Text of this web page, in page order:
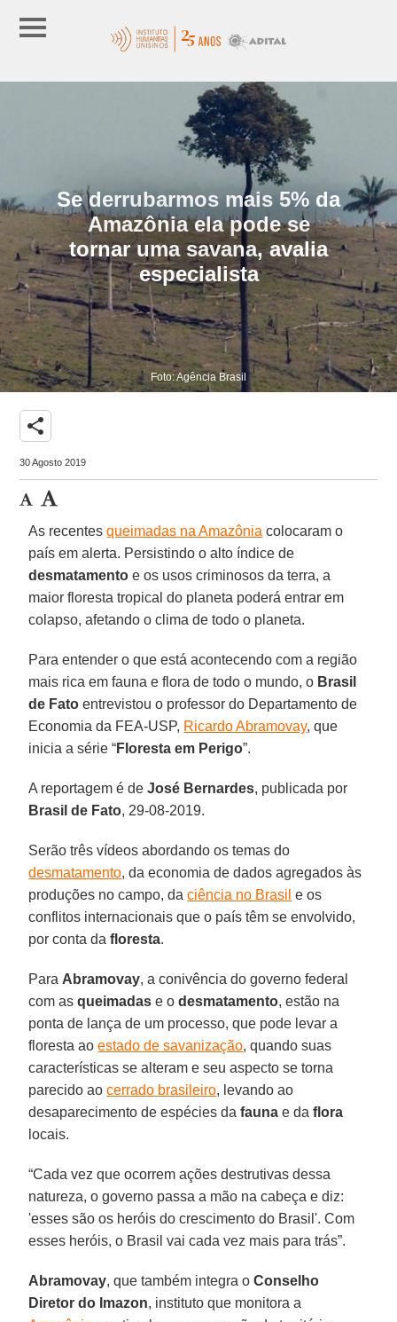
Se derrubarmos mais 5% da
Amazônia ela pode se
tornar uma savana, avalia
especialista
Foto: Agência Brasil
share
30 Agosto 2019
As recentesqueimadas na Amazônia colocaram o
país em alerta. Persistindo o alto índice de
desmatamento e os usos criminosos da terra, a
maior floresta tropical do planeta poderá entrar em
colapso, afetando o clima de todo o planeta.
Para entender o que está acontecendo com a região
mais rica em fauna e flora de todo o mundo, o Brasil
de Fato entrevistou o professor do Departamento de
Economia da FEA-USP, Ricardo Abramovay, que
inicia a série “Floresta em Perigo”.
A reportagem é deJosé Bernardes, publicada por
Brasil de Fato, 29-08-2019.
Serão três vídeos abordando os temas do
desmatamento, da economia de dados agregados às
produções no campo, daciência no Brasil e os
conflitos internacionais que o país têm se envolvido,
por conta dafloresta.
Para Abramovay, a conivência do governo federal
com asqueimadas e odesmatamento, estão na
ponta de lança de um processo, que pode levar a
floresta aoestado de savanização, quando suas
características se alteram e seu aspecto se torna
parecido aocerrado brasileiro, levando ao
desaparecimento de espécies dafauna e daflora
locais.
“Cada vez que ocorrem ações destrutivas dessa
natureza, o governo passa a mão na cabeça e diz:
'esses são os heróis do crescimento do Brasil'. Com
esses heróis, o Brasil vai cada vez mais para trás”.
Abramovay, que também integra o Conselho
Diretor do Imazon, instituto que monitora a